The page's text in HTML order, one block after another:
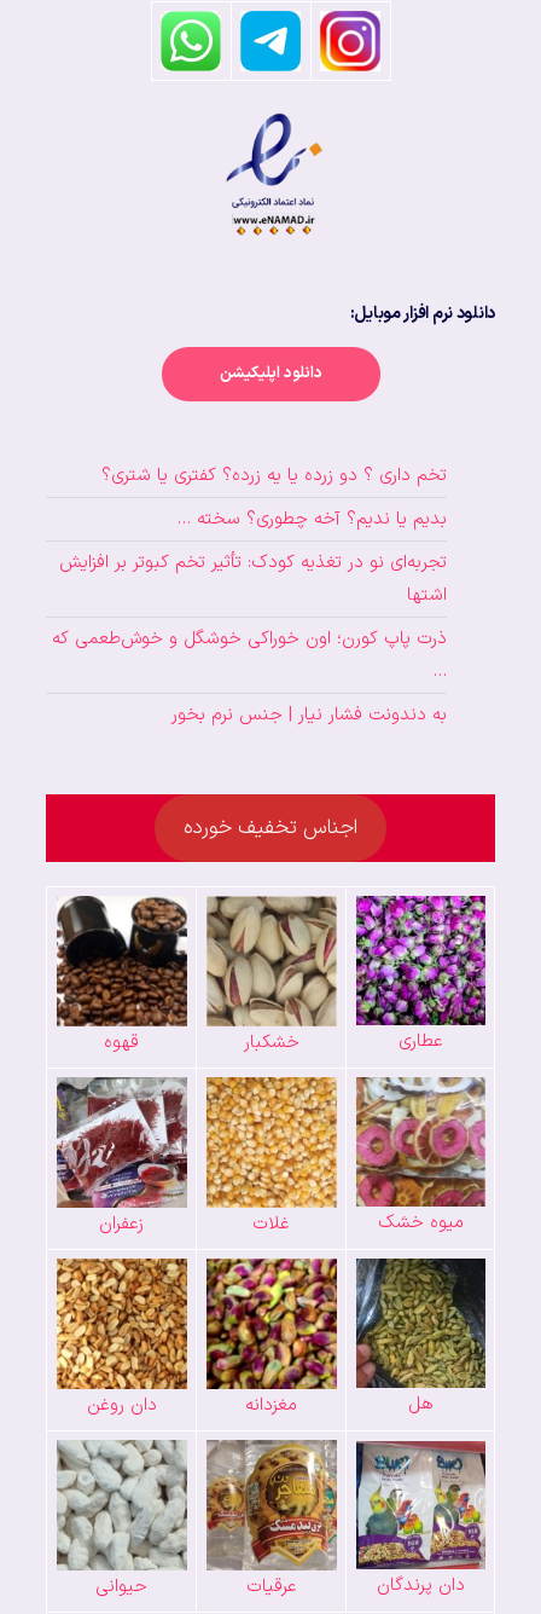
دانلود نرم افزار موبایل:
دانلود اپلیکیشن
تخم داری ؟ دو زرده یا یه زرده؟ کفتری یا شتری؟
بدیم یا ندیم؟ آخه چطوری؟ سخته …
تجربه‌ای نو در تغذیه کودک: تأثیر تخم کبوتر بر افزایش
اشتها
ذرت پاپ کورن؛ اون خوراکی خوشگل و خوش‌طعمی که
…
به دندونت فشار نیار | جنس نرم بخور
اجناس تخفیف خورده
عطاری خشکبار قهوه
میوه خشک غلات زعفران
هل مغزدانه دان روغن
دان پرندگان عرقیات حیوانی